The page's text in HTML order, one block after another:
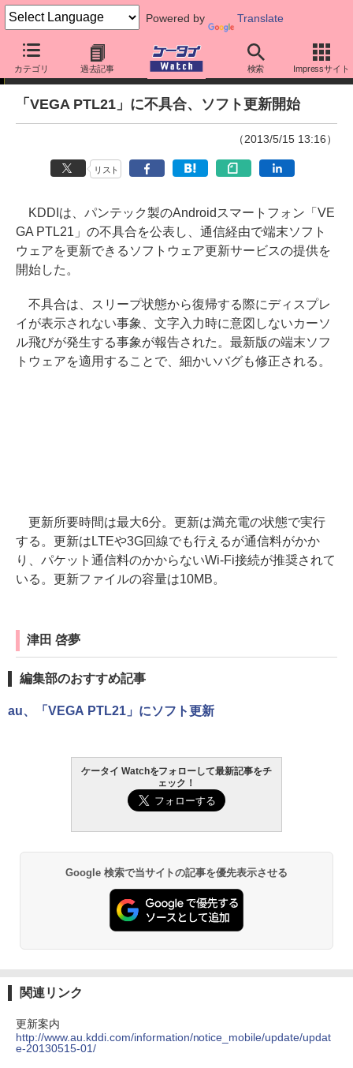
Powered by Translate
カテゴリ 過去記事 検索 Impressサイト
ニュース
「VEGA PTL21」に不具合、ソフト更新開始
（2013/5/15 13:16）
リスト
KDDIは、パンテック製のAndroidスマートフォン「VE
GA PTL21」の不具合を公表し、通信経由で端末ソフト
ウェアを更新できるソフトウェア更新サービスの提供を
開始した。
不具合は、スリープ状態から復帰する際にディスプレ
イが表示されない事象、文字入力時に意図しないカーソ
ル飛びが発生する事象が報告された。最新版の端末ソフ
トウェアを適用することで、細かいバグも修正される。
更新所要時間は最大6分。更新は満充電の状態で実行
する。更新はLTEや3G回線でも行えるが通信料がかか
り、パケット通信料のかからないWi-Fi接続が推奨されて
いる。更新ファイルの容量は10MB。
津田 啓夢
編集部のおすすめ記事
au、「VEGA PTL21」にソフト更新
ケータイ Watchをフォローして最新記事をチ
ェック！
Google 検索で当サイトの記事を優先表示させる
関連リンク
更新案内
http://www.au.kddi.com/information/notice_mobile/update/updat
e-20130515-01/